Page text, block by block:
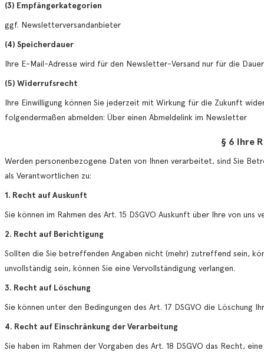
(3) Empfängerkategorien
ggf. Newsletterversandanbieter
(4) Speicherdauer
Ihre E-Mail-Adresse wird für den Newsletter-Versand nur für die
(5) Widerrufsrecht
Ihre Einwilligung können Sie jederzeit mit Wirkung für die Zukunft
folgendermaßen abmelden: Über einen Abmeldelink im Newsletter
§ 6 Ihre
Werden personenbezogene Daten von Ihnen verarbeitet, sind Sie
als Verantwortlichen zu:
1. Recht auf Auskunft
Sie können im Rahmen des Art. 15 DSGVO Auskunft über Ihre von
2. Recht auf Berichtigung
Sollten die Sie betreffenden Angaben nicht (mehr) zutreffend sein,
unvollständig sein, können Sie eine Vervollständigung verlangen.
3. Recht auf Löschung
Sie können unter den Bedingungen des Art. 17 DSGVO die Löschung
4. Recht auf Einschränkung der Verarbeitung
Sie haben im Rahmen der Vorgaben des Art. 18 DSGVO das Recht,